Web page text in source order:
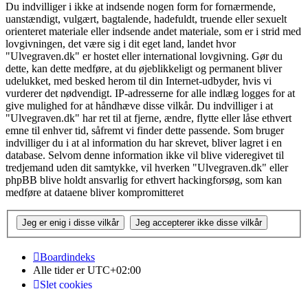
Du indvilliger i ikke at indsende nogen form for fornærmende,
uanstændigt, vulgært, bagtalende, hadefuldt, truende eller sexuelt
orienteret materiale eller indsende andet materiale, som er i strid med
lovgivningen, det være sig i dit eget land, landet hvor
"Ulvegraven.dk" er hostet eller international lovgivning. Gør du
dette, kan dette medføre, at du øjeblikkeligt og permanent bliver
udelukket, med besked herom til din Internet-udbyder, hvis vi
vurderer det nødvendigt. IP-adresserne for alle indlæg logges for at
give mulighed for at håndhæve disse vilkår. Du indvilliger i at
"Ulvegraven.dk" har ret til at fjerne, ændre, flytte eller låse ethvert
emne til enhver tid, såfremt vi finder dette passende. Som bruger
indvilliger du i at al information du har skrevet, bliver lagret i en
database. Selvom denne information ikke vil blive videregivet til
tredjemand uden dit samtykke, vil hverken "Ulvegraven.dk" eller
phpBB blive holdt ansvarlig for ethvert hackingforsøg, som kan
medføre at dataene bliver kompromitteret
Boardindeks
Alle tider erUTC+02:00
Slet cookies